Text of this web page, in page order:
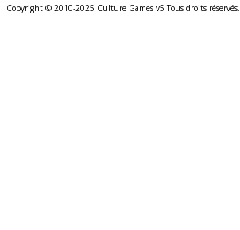
Copyright © 2010-2025 Culture Games v5 Tous droits réservés.